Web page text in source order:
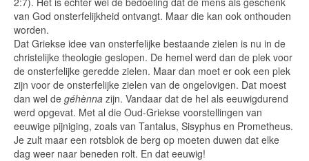
van God onsterfelijkheid ontvangt. Maar die kan ook onthouden
worden.
Dat Griekse idee van onsterfelijke bestaande zielen is nu in de
christelijke theologie geslopen. De hemel werd dan de plek voor
de onsterfelijke geredde zielen. Maar dan moet er ook een plek
zijn voor de onsterfelijke zielen van de ongelovigen. Dat moest
dan wel de géhènna zijn. Vandaar dat de hel als eeuwigdurend
werd opgevat. Met al die Oud-Griekse voorstellingen van
eeuwige pijniging, zoals van Tantalus, Sisyphus en Prometheus.
Je zult maar een rotsblok de berg op moeten duwen dat elke
dag weer naar beneden rolt. En dat eeuwig!